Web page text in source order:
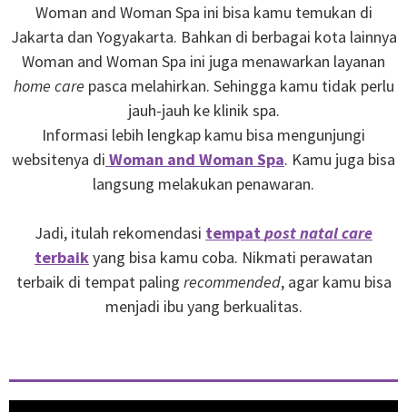
Woman and Woman Spa ini bisa kamu temukan di
Jakarta dan Yogyakarta. Bahkan di berbagai kota lainnya
Woman and Woman Spa ini juga menawarkan layanan
home care pasca melahirkan. Sehingga kamu tidak perlu
jauh-jauh ke klinik spa.
Informasi lebih lengkap kamu bisa mengunjungi
websitenya di Woman and Woman Spa. Kamu juga bisa
langsung melakukan penawaran.
Jadi, itulah rekomendasi tempat post natal care
terbaikyang bisa kamu coba. Nikmati perawatan
terbaik di tempat paling recommended, agar kamu bisa
menjadi ibu yang berkualitas.